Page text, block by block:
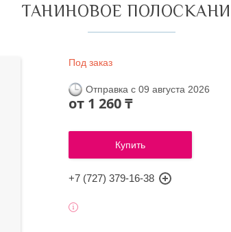
ТАНИНОВОЕ
Под заказ
Отправка с 09 августа 2026
от 1 260 ₸
Купить
+7 (727) 379-16-38